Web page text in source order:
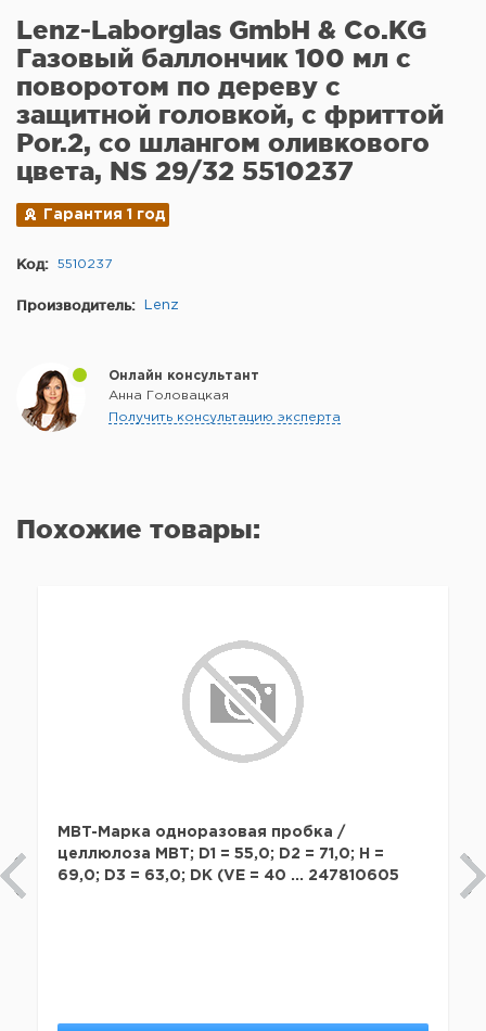
Lenz-Laborglas GmbH & Co.KG
Газовый баллончик 100 мл с
поворотом по дереву с
защитной головкой, с фриттой
Por.2, со шлангом оливкового
цвета, NS 29/32 5510237
Гарантия 1 год
Код: 5510237
Производитель: Lenz
Онлайн консультант
Анна Головацкая
Получить консультацию эксперта
Похожие товары:
MBT-Марка одноразовая пробка /
целлюлоза MBT; D1 = 55,0; D2 = 71,0; H =
69,0; D3 = 63,0; DK (VE = 40 ... 247810605